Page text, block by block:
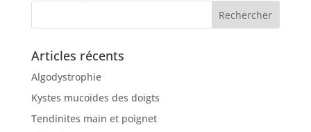
Articles récents
Algodystrophie
Kystes mucoïdes des doigts
Tendinites main et poignet